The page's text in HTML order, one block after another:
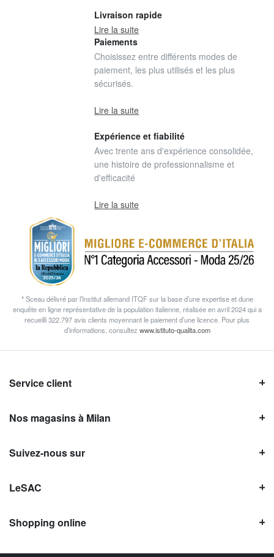
Livraison rapide
Lire la suite
Paiements
Choisissez entre différents modes de
paiement, les plus utilisés et les plus
sécurisés.
Lire la suite
Expérience et fiabilité
Avec trente ans d'expérience consolidée,
une histoire de professionnalisme et
d'efficacité
Lire la suite
* Sceau délivré par l’Institut allemand ITQF sur la base d’une expertise et dune
enquête en ligne représentative de la population italienne, réalisée en avril 2024 qui a
recueilli 322.797 avis clients moyennant le paiement d’une licence. Pour plus
d’informations, consultez www.istituto-qualita.com
Service client
Nos magasins à Milan
Suivez-nous sur
LeSAC
Shopping online